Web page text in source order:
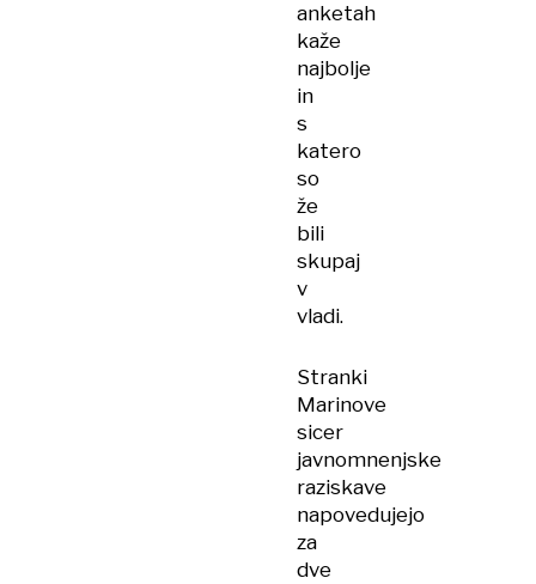
anketah
kaže
najbolje
in
s
katero
so
že
bili
skupaj
v
vladi.
Stranki
Marinove
sicer
javnomnenjske
raziskave
napovedujejo
za
dve